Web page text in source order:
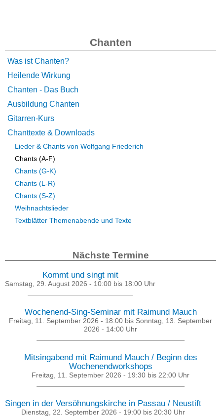
Chanten
Was ist Chanten?
Heilende Wirkung
Chanten - Das Buch
Ausbildung Chanten
Gitarren-Kurs
Chanttexte & Downloads
Lieder & Chants von Wolfgang Friederich
Chants (A-F)
Chants (G-K)
Chants (L-R)
Chants (S-Z)
Weihnachtslieder
Textblätter Themenabende und Texte
Nächste Termine
Kommt und singt mit
Samstag, 29. August 2026 - 10:00 bis 18:00 Uhr
Wochenend-Sing-Seminar mit Raimund Mauch
Freitag, 11. September 2026 - 18:00 bis Sonntag, 13. September
2026 - 14:00 Uhr
Mitsingabend mit Raimund Mauch / Beginn des
Wochenendworkshops
Freitag, 11. September 2026 - 19:30 bis 22:00 Uhr
Singen in der Versöhnungskirche in Passau / Neustift
Dienstag, 22. September 2026 - 19:00 bis 20:30 Uhr